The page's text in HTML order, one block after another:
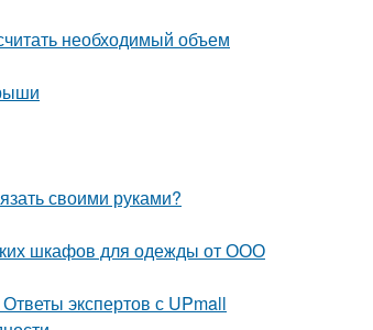
необходимый объем
своими руками?
шкафов для одежды от ООО
экспертов с UPmall